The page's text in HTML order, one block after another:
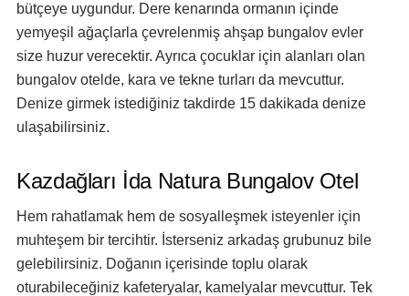
bütçeye uygundur. Dere kenarında ormanın içinde
yemyeşil ağaçlarla çevrelenmiş ahşap bungalov evler
size huzur verecektir. Ayrıca çocuklar için alanları olan
bungalov otelde, kara ve tekne turları da mevcuttur.
Denize girmek istediğiniz takdirde 15 dakikada denize
ulaşabilirsiniz.
Kazdağları İda Natura Bungalov Otel
Hem rahatlamak hem de sosyalleşmek isteyenler için
muhteşem bir tercihtir. İsterseniz arkadaş grubunuz bile
gelebilirsiniz. Doğanın içerisinde toplu olarak
oturabileceğiniz kafeteryalar, kamelyalar mevcuttur. Tek